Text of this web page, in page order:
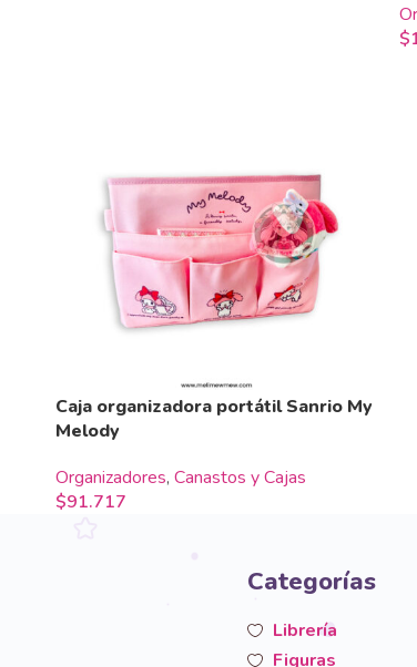
$
Caja organizadora portátil Sanrio My
Melody
Organizadores, Canastos y Cajas
$91.717
Categorías
Librería
Figuras